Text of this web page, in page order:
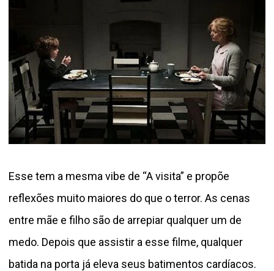
Esse tem a mesma vibe de “A visita” e propõe
reflexões muito maiores do que o terror. As cenas
entre mãe e filho são de arrepiar qualquer um de
medo. Depois que assistir a esse filme, qualquer
batida na porta já eleva seus batimentos cardíacos.